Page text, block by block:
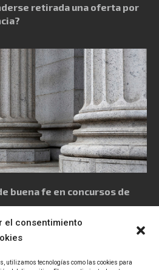
el consentimiento
utilizamos tecnologías como las cookies para
retirada una oferta por
buena fe en concursos de